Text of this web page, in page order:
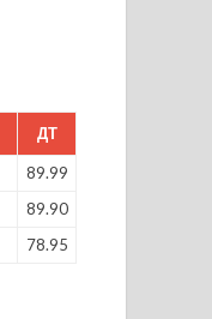
ДТ
89.99
89.90
78.95